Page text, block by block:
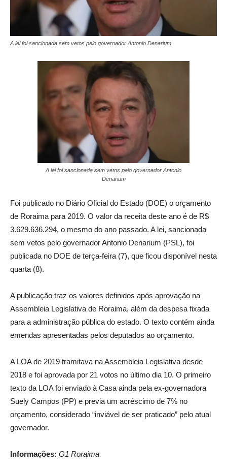
A lei foi sancionada sem vetos pelo governador Antonio Denarium
A lei foi sancionada sem vetos pelo governador Antonio
Denarium
Foi publicado no Diário Oficial do Estado (DOE) o orçamento
de Roraima para 2019. O valor da receita deste ano é de R$
3.629.636.294, o mesmo do ano passado. A lei, sancionada
sem vetos pelo governador Antonio Denarium (PSL), foi
publicada no DOE de terça-feira (7), que ficou disponível nesta
quarta (8).
A publicação traz os valores definidos após aprovação na
Assembleia Legislativa de Roraima, além da despesa fixada
para a administração pública do estado. O texto contém ainda
emendas apresentadas pelos deputados ao orçamento.
A LOA de 2019 tramitava na Assembleia Legislativa desde
2018 e foi aprovada por 21 votos no último dia 10. O primeiro
texto da LOA foi enviado à Casa ainda pela ex-governadora
Suely Campos (PP) e previa um acréscimo de 7% no
orçamento, considerado “inviável de ser praticado” pelo atual
governador.
Informações: G1 Roraima